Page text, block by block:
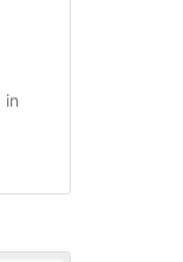
in